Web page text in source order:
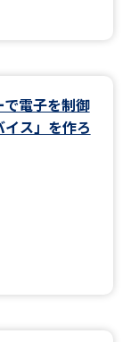
程度認定試験
電子を制御
ス」を作ろ